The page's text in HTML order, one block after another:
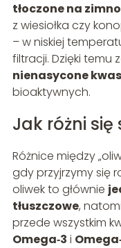
tłoczone na zimno
z wiesiołka czy
– w niskiej
filtracji. Dzięki temu
nienasycone
bioaktywnych.
Jak różni się
Różnice między
gdy przyjrzymy się
oliwek to głównie
tłuszczowe,
przede wszystkim
Omega‑3 i